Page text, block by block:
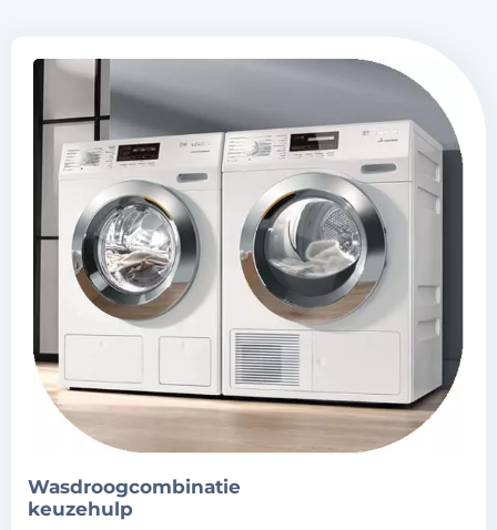
wasdroogcombinatie
keuzehulp